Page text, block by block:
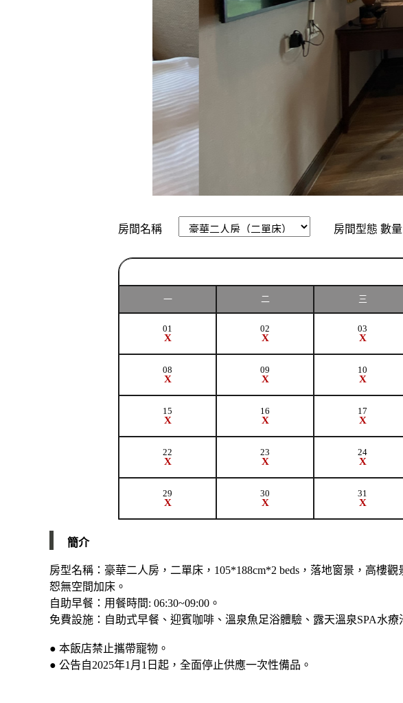
房間名稱 房間型態 數量
一 二 三
01
X
02
X
03
X
08
X
09
X
10
X
15
X
16
X
17
X
22
X
23
X
24
X
29
X
30
X
31
X
簡介
房型名稱：豪華二人房，二單床，105*188cm*2 beds，落地窗景，高樓觀
恕無空間加床。
自助早餐：用餐時間: 06:30~09:00。
免費設施：自助式早餐、迎賓咖啡、溫泉魚足浴體驗、露天溫泉SPA水
● 本飯店禁止攜帶寵物。
● 公告自2025年1月1日起，全面停止供應一次性備品。